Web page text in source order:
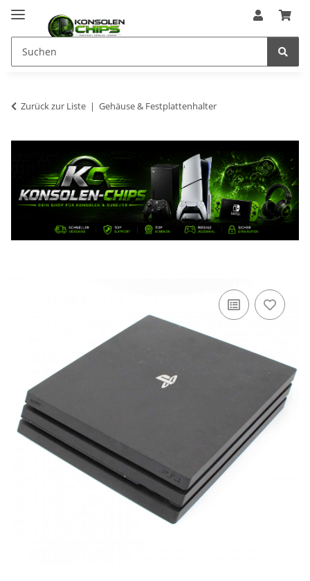
Zurück zur Liste Gehäuse & Festplattenhalter